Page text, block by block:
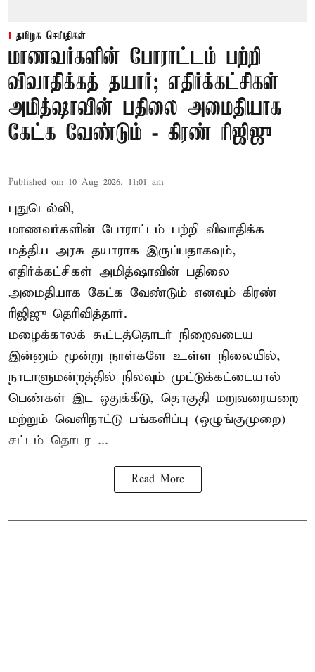
தமிழக செய்திகள்
மாணவர்களின் போராட்டம் பற்றி
விவாதிக்கத் தயார்; எதிர்க்கட்சிகள்
அமித்ஷாவின் பதிலை அமைதியாக
கேட்க வேண்டும் - கிரண் ரிஜிஜு
Published on: 10 Aug 2026, 11:01 am
புதுடெல்லி,
மாணவர்களின் போராட்டம் பற்றி விவாதிக்க
மத்திய அரசு தயாராக இருப்பதாகவும்,
எதிர்க்கட்சிகள் அமித்ஷாவின் பதிலை
அமைதியாக கேட்க வேண்டும் எனவும் கிரண்
ரிஜிஜு தெரிவித்தார்.
மழைக்காலக் கூட்டத்தொடர் நிறைவடைய
இன்னும் மூன்று நாள்களே உள்ள நிலையில்,
நாடாளுமன்றத்தில் நிலவும் முட்டுக்கட்டையால்
பெண்கள் இட ஒதுக்கீடு, தொகுதி மறுவரையறை
மற்றும் வெளிநாட்டு பங்களிப்பு (ஒழுங்குமுறை)
சட்டம் தொடர ...
Read More